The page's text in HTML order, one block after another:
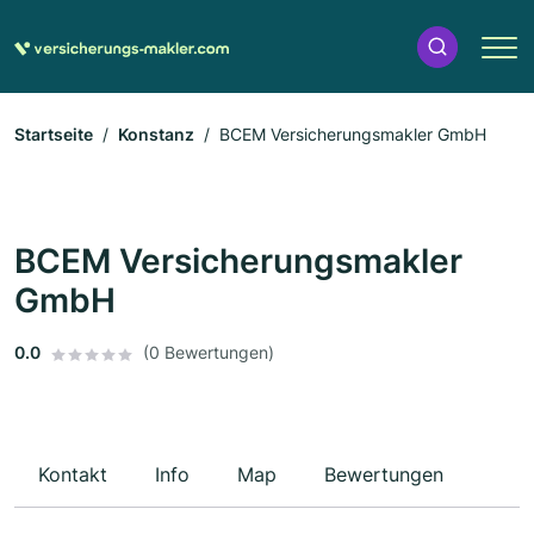
Startseite Konstanz BCEM Versicherungsmakler GmbH
BCEM Versicherungsmakler
GmbH
0.0 (0 Bewertungen)
Kontakt Info Map Bewertungen